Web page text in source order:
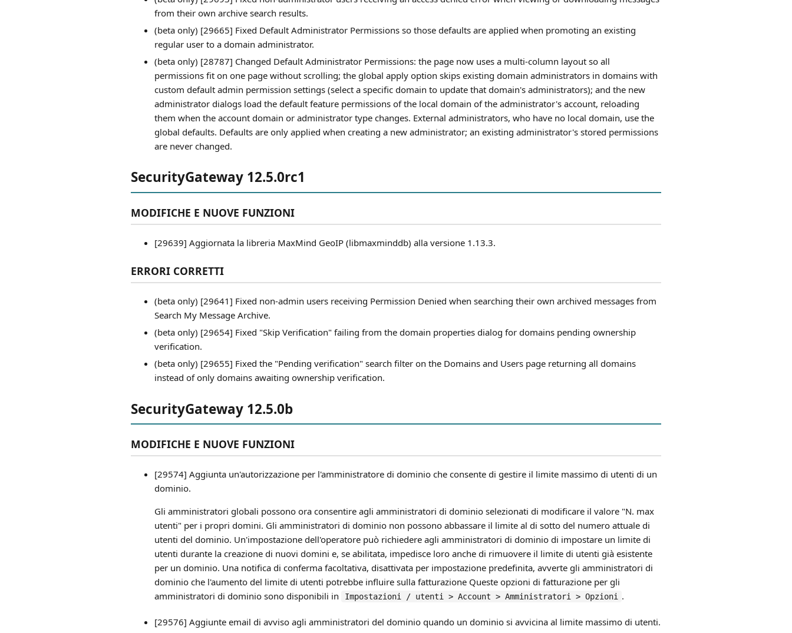
from their own archive search results.
(beta only) [29665] Fixed Default Administrator Permissions so those defaults are applied when promoting an existing
regular user to a domain administrator.
(beta only) [28787] Changed Default Administrator Permissions: the page now uses a multi-column layout so all
permissions fit on one page without scrolling; the global apply option skips existing domain administrators in domains with
custom default admin permission settings (select a specific domain to update that domain's administrators); and the new
administrator dialogs load the default feature permissions of the local domain of the administrator's account, reloading
them when the account domain or administrator type changes. External administrators, who have no local domain, use the
global defaults. Defaults are only applied when creating a new administrator; an existing administrator's stored permissions
are never changed.
SecurityGateway 12.5.0rc1
MODIFICHE E NUOVE FUNZIONI
[29639] Aggiornata la libreria MaxMind GeoIP (libmaxminddb) alla versione 1.13.3.
ERRORI CORRETTI
(beta only) [29641] Fixed non-admin users receiving Permission Denied when searching their own archived messages from
Search My Message Archive.
(beta only) [29654] Fixed "Skip Verification" failing from the domain properties dialog for domains pending ownership
verification.
(beta only) [29655] Fixed the "Pending verification" search filter on the Domains and Users page returning all domains
instead of only domains awaiting ownership verification.
SecurityGateway 12.5.0b
MODIFICHE E NUOVE FUNZIONI
[29574] Aggiunta un'autorizzazione per l'amministratore di dominio che consente di gestire il limite massimo di utenti di un
dominio.
Gli amministratori globali possono ora consentire agli amministratori di dominio selezionati di modificare il valore "N. max
utenti" per i propri domini. Gli amministratori di dominio non possono abbassare il limite al di sotto del numero attuale di
utenti del dominio. Un'impostazione dell'operatore può richiedere agli amministratori di dominio di impostare un limite di
utenti durante la creazione di nuovi domini e, se abilitata, impedisce loro anche di rimuovere il limite di utenti già esistente
per un dominio. Una notifica di conferma facoltativa, disattivata per impostazione predefinita, avverte gli amministratori di
dominio che l'aumento del limite di utenti potrebbe influire sulla fatturazione Queste opzioni di fatturazione per gli
amministratori di dominio sono disponibili in
Impostazioni / utenti > Account > Amministratori > Opzioni .
[29576] Aggiunte email di avviso agli amministratori del dominio quando un dominio si avvicina al limite massimo di utenti.